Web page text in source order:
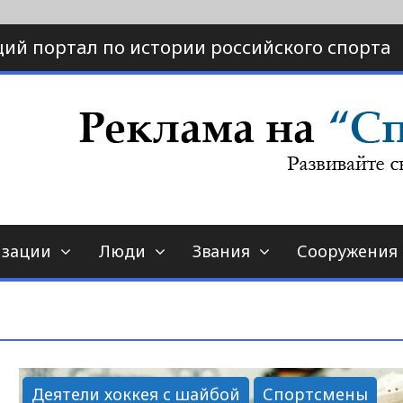
портал по истории российского спорта
страна.ру
по истории спорта
Люди Звания Сооружения
Деятели хоккея с шайбой Спортсмены